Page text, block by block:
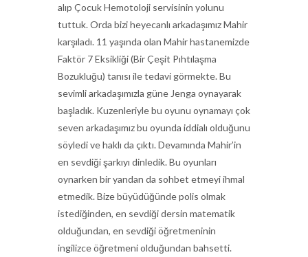
alıp Çocuk Hemotoloji servisinin yolunu
tuttuk. Orda bizi heyecanlı arkadaşımız Mahir
karşıladı. 11 yaşında olan Mahir hastanemizde
Faktör 7 Eksikliği (Bir Çeşit Pıhtılaşma
Bozukluğu) tanısı ile tedavi görmekte. Bu
sevimli arkadaşımızla güne Jenga oynayarak
başladık. Kuzenleriyle bu oyunu oynamayı çok
seven arkadaşımız bu oyunda iddialı olduğunu
söyledi ve haklı da çıktı. Devamında Mahir’in
en sevdiği şarkıyı dinledik. Bu oyunları
oynarken bir yandan da sohbet etmeyi ihmal
etmedik. Bize büyüdüğünde polis olmak
istediğinden, en sevdiği dersin matematik
olduğundan, en sevdiği öğretmeninin
ingilizce öğretmeni olduğundan bahsetti.